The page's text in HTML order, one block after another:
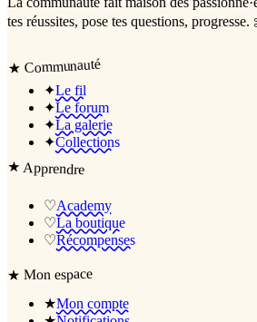
tes réussites, pose tes questions,
★ Communauté
✦Le fil
✦Le forum
✦La galerie
✦Collections
★Apprendre
♡Academy
♡La boutique
♡Récompenses
★Mon espace
★Mon compte